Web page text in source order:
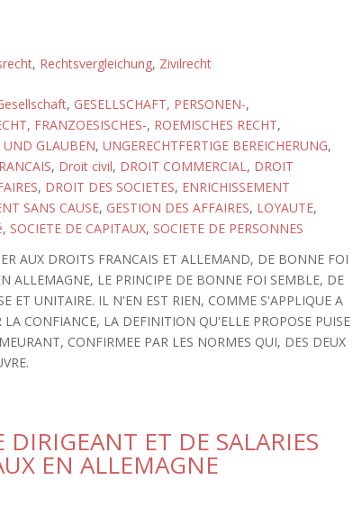
, Rechtsvergleichung, Zivilrecht
, GESELLSCHAFT, PERSONEN-,
FRANZOESISCHES-, ROEMISCHES RECHT,
UND GLAUBEN, UNGERECHTFERTIGE BEREICHERUNG,
, Droit civil, DROIT COMMERCIAL, DROIT
, DROIT DES SOCIETES, ENRICHISSEMENT
SANS CAUSE, GESTION DES AFFAIRES, LOYAUTE,
, SOCIETE DE CAPITAUX, SOCIETE DE PERSONNES
AUX DROITS FRANCAIS ET ALLEMAND, DE BONNE FOI
ALLEMAGNE, LE PRINCIPE DE BONNE FOI SEMBLE, DE
ET UNITAIRE. IL N'EN EST RIEN, COMME S'APPLIQUE A
CONFIANCE, LA DEFINITION QU'ELLE PROPOSE PUISE
CONFIRMEE PAR LES NORMES QUI, DES DEUX
ET DE SALARIES
EN ALLEMAGNE